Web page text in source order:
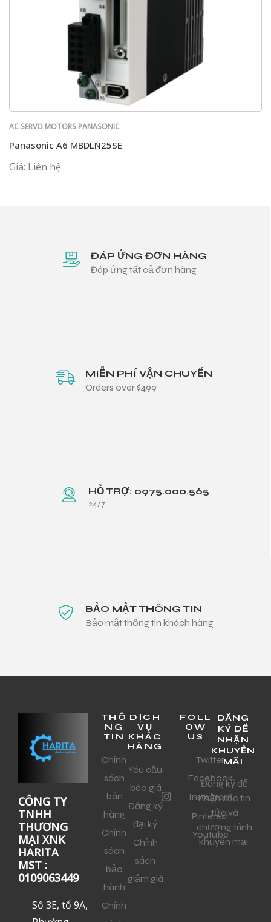
AC SERVO MOTORS PANASONIC
Panasonic A6 MBDLN25SE
Giá: Liên hệ
ĐÁP ỨNG ĐƠN HÀNG
Đáp ứng tất cả đơn hàng
MIỄN PHÍ VẬN CHUYỂN
Orders over $499
HỖ TRỢ: 0975.000.565
24/7
BẢO MẬT THÔNG TIN
Bảo mật thông tin khách hàng
CÔNG TY
TNHH
THƯƠNG
MẠI XNK
HARITA
MST :
0109063449
Số 3E, tổ 9A,
THÔ
NG
TIN
Chính
sách
bán
hàng
Chính
sách
bảo
hành
Chính
DỊCH
VỤ
KHÁC
HÀNG
Yêu cầu
báo giá
Đăng ký
đại ký
Chính
sách
giảm giá
FOLL
OW
US
Twitter
Facebook
Instagram
Pinterest
Youtube
ĐĂNG
KÝ ĐỂ
NHẬN
KHUYẾN
MÃI
Đăng ký để
nhận các tin
tức và
chương trình
khuyến mại.